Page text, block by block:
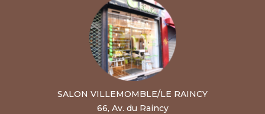
SALON VILLEMOMBLE/LE RAINCY
66, Av. du Raincy